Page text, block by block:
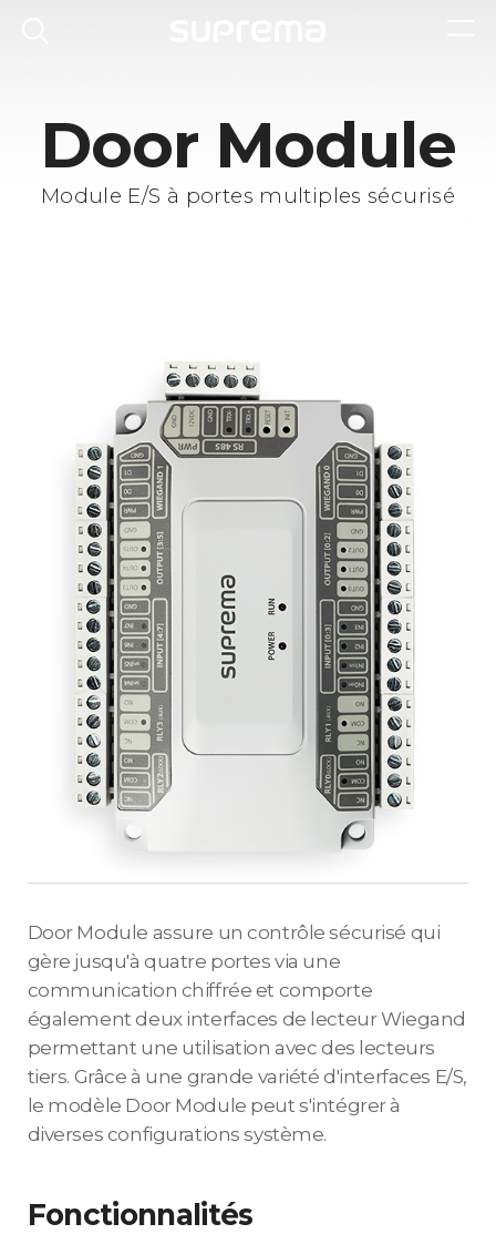
Door Module
Module E/S à portes multiples sécurisé
Door Module assure un contrôle sécurisé qui
gère jusqu'à quatre portes via une
communication chiffrée et comporte
également deux interfaces de lecteur Wiegand
permettant une utilisation avec des lecteurs
tiers. Grâce à une grande variété d'interfaces E/S,
le modèle Door Module peut s'intégrer à
diverses configurations système.
Fonctionnalités